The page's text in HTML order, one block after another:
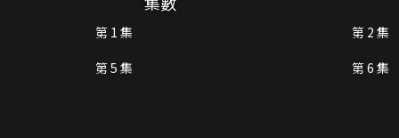
第 1 集 第 2 集
第 5 集
第 6 集